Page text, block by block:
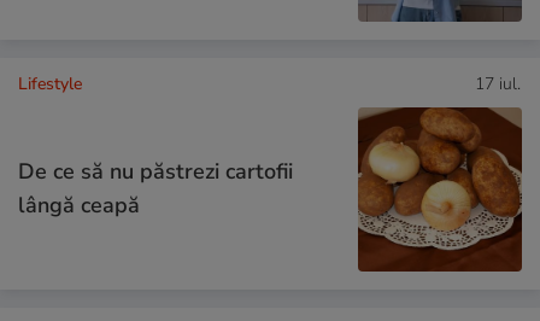
Lifestyle 17 iul.
De ce să nu păstrezi cartofii
lângă ceapă